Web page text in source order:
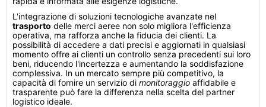
L'integrazione di soluzioni tecnologiche avanzate nel
trasporto delle merci aeree non solo migliora l'efficienza
operativa, ma rafforza anche la fiducia dei clienti. La
possibilità di accedere a dati precisi e aggiornati in qualsiasi
momento offre ai clienti un controllo senza precedenti sui loro
beni, riducendo l'incertezza e aumentando la soddisfazione
complessiva. In un mercato sempre più competitivo, la
capacità di fornire un servizio di monitoraggio affidabile e
trasparente può fare la differenza nella scelta del partner
logistico ideale.